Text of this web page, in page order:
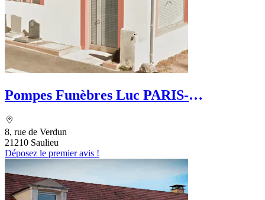
Pompes Funèbres Luc PARIS-
8, rue de Verdun
21210 Saulieu
Déposez le premier avis !